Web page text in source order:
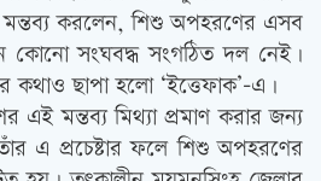
করলেন, শিশু অপহরণের এসব
কোনো সংঘবদ্ধ সংগঠিত দল নেই।
কথাও ছাপা হলো ‘ইত্তেফাক’-এ।
এই মন্তব্য মিথ্যা প্রমাণ করার জন্য
এ প্রচেষ্টার ফলে শিশু অপহরণের